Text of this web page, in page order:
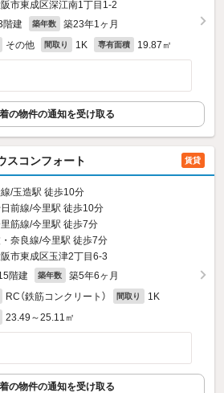
市東成区深江南1丁目1-2
階建 築年数 築23年1ヶ月
その他 間取り 1K 専有面積 19.87㎡
の物件の通知を受け取る
スコンフォート 賃貸
/玉造駅 徒歩10分
前線/今里駅 徒歩10分
筋線/今里駅 徒歩7分
奈良線/今里駅 徒歩7分
市東成区玉津2丁目6-3
階建 築年数 築5年6ヶ月
RC（鉄筋コンクリート） 間取り 1K
23.49～25.11㎡
の物件の通知を受け取る